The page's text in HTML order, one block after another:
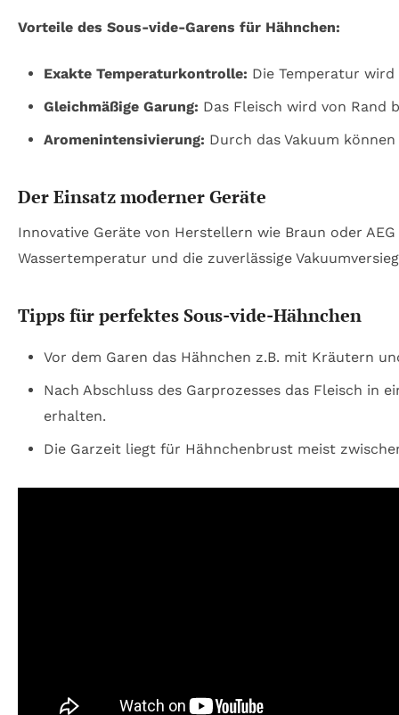
Vorteile des Sous-vide-Garens für Hähnchen:
Exakte Temperaturkontrolle: Die Temperatur
Gleichmäßige Garung: Das Fleisch wird von Rand
Aromenintensivierung: Durch das Vakuum
Der Einsatz moderner Geräte
Innovative Geräte von Herstellern wie Braun oder
Wassertemperatur und die zuverlässige
Tipps für perfektes Sous-vide-Hähnchen
Vor dem Garen das Hähnchen z.B. mit Kräutern
Nach Abschluss des Garprozesses das Fleisch in
erhalten.
Die Garzeit liegt für Hähnchenbrust meist